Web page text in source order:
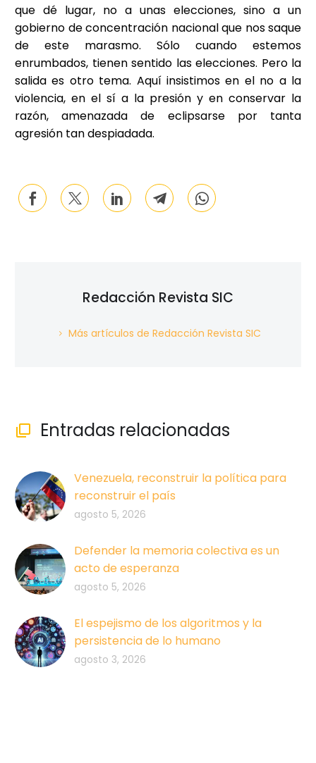
que dé lugar, no a unas elecciones, sino a un
gobierno de concentración nacional que nos saque
de este marasmo. Sólo cuando estemos
enrumbados, tienen sentido las elecciones. Pero la
salida es otro tema. Aquí insistimos en el no a la
violencia, en el sí a la presión y en conservar la
razón, amenazada de eclipsarse por tanta
agresión tan despiadada.
Redacción Revista SIC
Más artículos de Redacción Revista SIC
 Entradas relacionadas
Venezuela, reconstruir la política para
reconstruir el país
agosto 5, 2026
Defender la memoria colectiva es un
acto de esperanza
agosto 5, 2026
El espejismo de los algoritmos y la
persistencia de lo humano
agosto 3, 2026